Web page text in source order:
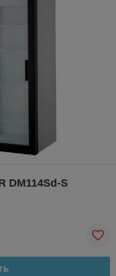
DM114Sd-S